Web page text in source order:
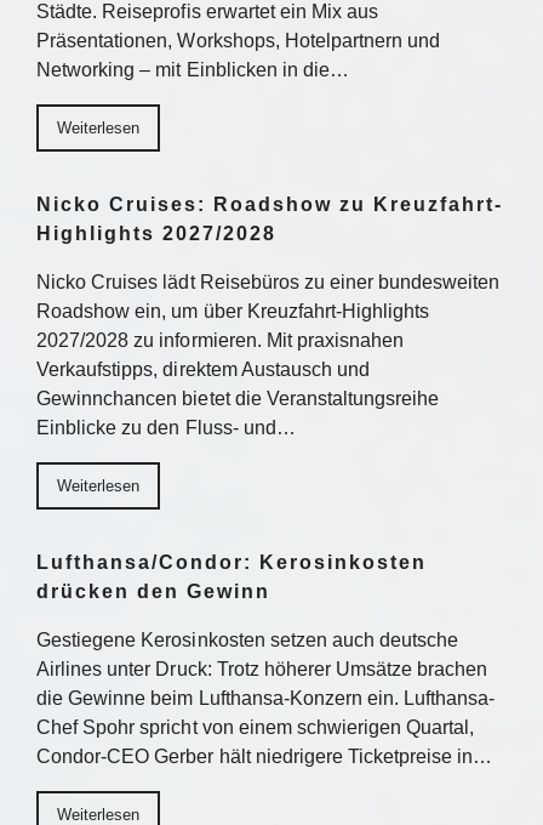
Städte. Reiseprofis erwartet ein Mix aus
Präsentationen, Workshops, Hotelpartnern und
Networking – mit Einblicken in die…
Weiterlesen
Nicko Cruises: Roadshow zu Kreuzfahrt-
Highlights 2027/2028
Nicko Cruises lädt Reisebüros zu einer bundesweiten
Roadshow ein, um über Kreuzfahrt-Highlights
2027/2028 zu informieren. Mit praxisnahen
Verkaufstipps, direktem Austausch und
Gewinnchancen bietet die Veranstaltungsreihe
Einblicke zu den Fluss- und…
Weiterlesen
Lufthansa/Condor: Kerosinkosten
drücken den Gewinn
Gestiegene Kerosinkosten setzen auch deutsche
Airlines unter Druck: Trotz höherer Umsätze brachen
die Gewinne beim Lufthansa-Konzern ein. Lufthansa-
Chef Spohr spricht von einem schwierigen Quartal,
Condor-CEO Gerber hält niedrigere Ticketpreise in…
Weiterlesen